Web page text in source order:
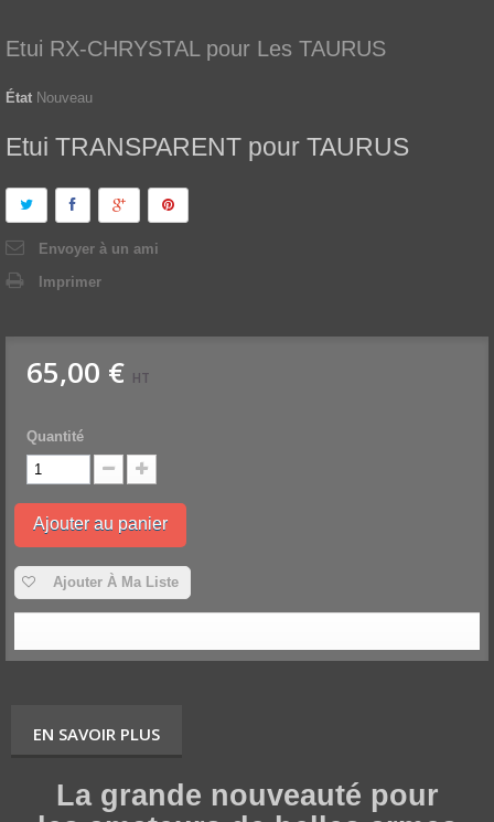
Etui RX-CHRYSTAL pour Les TAURUS
État Nouveau
Etui TRANSPARENT pour TAURUS
Envoyer à un ami
Imprimer
65,00 € HT
Quantité
Ajouter au panier
Ajouter À Ma Liste
EN SAVOIR PLUS
La grande nouveauté pour